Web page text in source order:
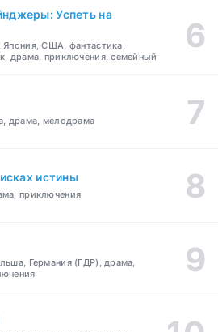
Успеть на
США, фантастика,
драма, приключения, семейный
драма, мелодрама
истины
приключения
Германия (ГДР), драма,